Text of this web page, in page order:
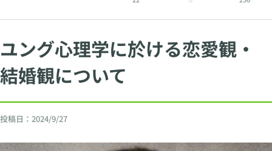
ユング心理学に於ける恋愛観・
結婚観について
投稿日： 2024/9/27